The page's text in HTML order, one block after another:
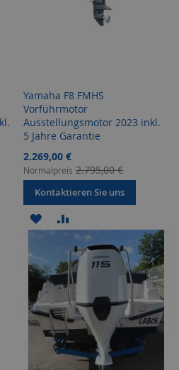
Yamaha F8 FMHS
Vorführmotor
Ausstellungsmotor 2023 inkl.
5 Jahre Garantie
Sonderangebot
2.269,00 €
Normalpreis 2.795,00 €
Kontaktieren Sie uns
ZUR
WUNSCHLISTE
HINZUFÜGEN
VERGLEICHSLISTE
HINZUFÜGEN